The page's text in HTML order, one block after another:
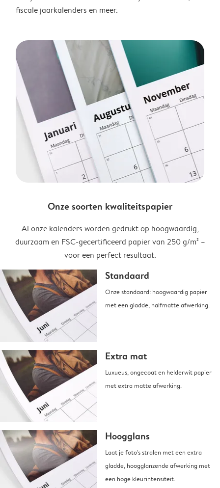
fiscale jaarkalenders en meer.
Onze soorten kwaliteitspapier
Al onze kalenders worden gedrukt op hoogwaardig,
duurzaam en FSC-gecertificeerd papier van 250 g/m² –
voor een perfect resultaat.
Standaard
Onze standaard: hoogwaardig papier
met een gladde, halfmatte afwerking.
Extra mat
Luxueus, ongecoat en helderwit papier
met extra matte afwerking.
Hoogglans
Laat je foto's stralen met een extra
gladde, hoogglanzende afwerking met
een hoge kleurintensiteit.